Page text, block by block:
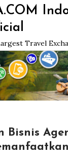
Travel
Bisnis